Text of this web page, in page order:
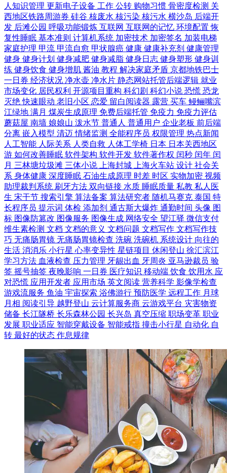
人知识管理 更新电子设备 工作 公转 购物习惯 骨密度检测 关
西地区铁路周游券 硅谷 核废水 核污染 核污水 横沙岛 后端开
发 后滩公园 呼吸功能锻炼 互联网 互联网的记忆 环境配置恢
复性睡眠 基本准则 计算机系统 加密技术 加密签名 加装电梯
家庭护理 甲流 甲流自愈 甲状腺癌 健康 健康补充剂 健康管理
健身 健身计划 健身减肥 健身减脂 健身日志 健身塑形 健身训
练 健身饮食 健身增肌 酱油 教程 解决家庭矛盾 京都地铁巴士
一日券 经济状况 净水壶 净水片 静态网站托管后端逻辑 就业
市场变化 居民权利 开源项目重构 科幻剧 科幻小说 恐慌 恐龙
灭绝快速眼动 老旧小区 恋爱 留白阅读器 露营 买车 鳗鲡嘴滨
江绿地 满月 煤炭生成原理 免费后端托管 免疫力 免疫力评估
蘑菇屋 南墙 娘娘山 泼水节 普通人 普通用户 企业老板 前后端
分离 嵌入模型 清迈情绪监测 全能程序员 权限管理 热点新闻
人工智能 人际关系 人类自救 人体工学椅 日本 日本关西地区
游 如何改善睡眠 软件架构 软件开发 软件著作权 闰秒 闰年 闰
月 三林塘垃圾滩 三体小说 上海封城 上海火车站 设计 社会关
系 身体健康 深度睡眠 石油生成原理 时差 时区 实物加密 视频
助理裁判系统 刷牙方法 双向链接 水质 睡眠质量 私教 私人医
生 宋干节 搜索引擎 算法备案 算法研究者 随机马赛克 泰国 特
长程序员 提示词 体检 添加剂 通古斯大爆炸 通勤时间 头像 图
标 图像防篡改 图像服务 图像生成 网络安全 望江驿 微信支付
维生素检测 文档 文档的意义 文档问题 文档写作 文档写作技
巧 无痛肠胃镜 无痛肠胃镜检查 洗碗 洗碗机 系统设计 向往的
生活 消消乐 小行星 心率变异性 星链项目 休闲登山 徐汇滨江
学习方法 血液检查 压力管理 牙龈出血 牙周炎 亚马逊裁员 验
签 摇号抽签 夜晚影响 一日券 医疗知识 移动端 饮食 饮用水 应
对恐慌 应用开发者 应用市场 英文阅读 营养科学 影像学检查
游戏流服务 鱼油 宇宙探索 浴佛游行 预防医学 远程工作 月球
月相 阅读引导 越野登山 云计算服务商 云游戏平台 灾害物资
储备 长江隧桥 长乐森林公园 长兴岛 真空压缩 职场变革 职业
发展 职业适应 智能穿戴设备 智能戒指 撞击小行星 自动化 自
转 最好的状态 作息规律